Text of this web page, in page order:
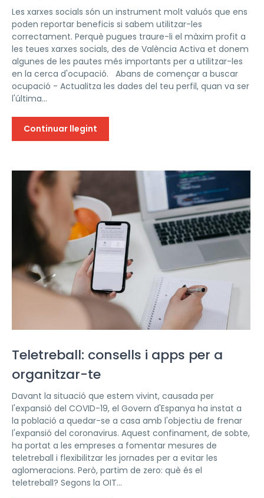
Les xarxes socials són un instrument molt valuós que ens
poden reportar beneficis si sabem utilitzar-les
correctament. Perquè pugues traure-li el màxim profit a
les teues xarxes socials, des de València Activa et donem
algunes de les pautes més importants per a utilitzar-les
en la cerca d'ocupació. Abans de començar a buscar
ocupació - Actualitza les dades del teu perfil, quan va ser
l'última...
Continuar llegint
Teletreball: consells i apps per a
organitzar-te
Davant la situació que estem vivint, causada per
l'expansió del COVID-19, el Govern d'Espanya ha instat a
la població a quedar-se a casa amb l'objectiu de frenar
l'expansió del coronavirus. Aquest confinament, de sobte,
ha portat a les empreses a fomentar mesures de
teletreball i flexibilitzar les jornades per a evitar les
aglomeracions. Però, partim de zero: què és el
teletreball? Segons la OIT...